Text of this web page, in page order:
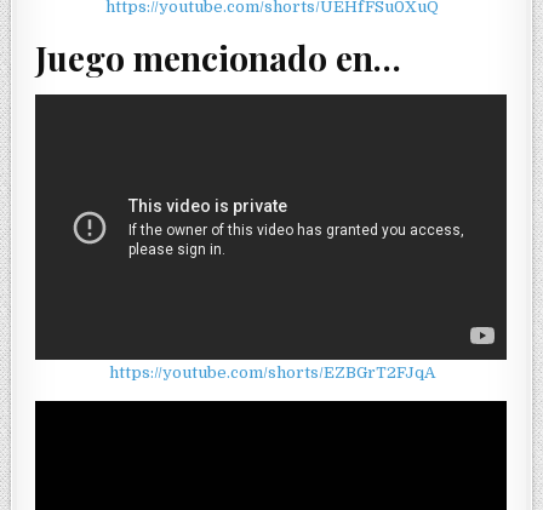
https://youtube.com/shorts/UEHfFSu0XuQ
Juego mencionado en…
https://youtube.com/shorts/EZBGrT2FJqA